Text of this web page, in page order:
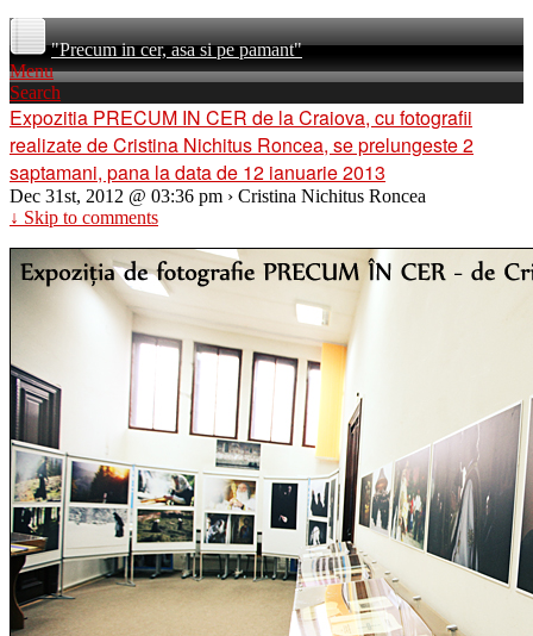
"Precum in cer, asa si pe pamant"
Menu
Search
Expozitia PRECUM IN CER de la Craiova, cu fotografii
realizate de Cristina Nichitus Roncea, se prelungeste 2
saptamani, pana la data de 12 ianuarie 2013
Dec 31st, 2012 @ 03:36 pm › Cristina Nichitus Roncea
↓ Skip to comments